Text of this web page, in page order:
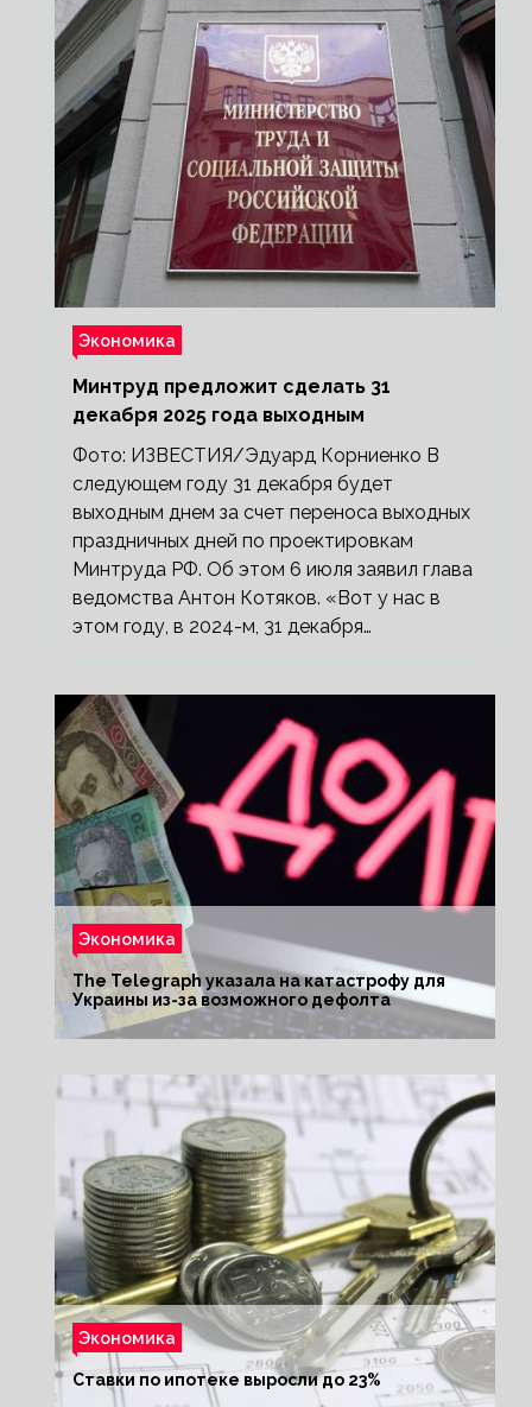
Экономика
Минтруд предложит сделать 31
декабря 2025 года выходным
Фото: ИЗВЕСТИЯ/Эдуард Корниенко В
следующем году 31 декабря будет
выходным днем за счет переноса выходных
праздничных дней по проектировкам
Минтруда РФ. Об этом 6 июля заявил глава
ведомства Антон Котяков. «Вот у нас в
этом году, в 2024-м, 31 декабря…
Экономика
The Telegraph указала на катастрофу для
Украины из-за возможного дефолта
Экономика
Ставки по ипотеке выросли до 23%